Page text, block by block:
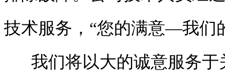
技术服务，“您的满意—我们
我们将以大的诚意服务于